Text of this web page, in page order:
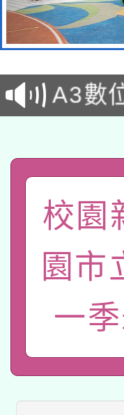
招)
本館
暨閱
科技
礎課
A3數
「數
pilot
有關
業技
用水
動」
115
桃園
開 智
2026
招甄
招)
適應
本館
暨閱
科技
校園
園市
一